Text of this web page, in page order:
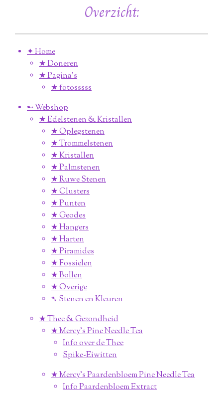
Overzicht:
✦ Home
★ Doneren
★ Pagina’s
★ fotosssss
➸ Webshop
★ Edelstenen & Kristallen
★ Oplegstenen
★ Trommelstenen
★ Kristallen
★ Palmstenen
★ Ruwe Stenen
★ Clusters
★ Punten
★ Geodes
★ Hangers
★ Harten
★ Piramides
★ Fossielen
★ Bollen
★ Overige
➴ Stenen en Kleuren
★ Thee & Gezondheid
★ Mercy's Pine Needle Tea
Info over de Thee
Spike-Eiwitten
★ Mercy's Paardenbloem Pine Needle Tea
Info Paardenbloem Extract